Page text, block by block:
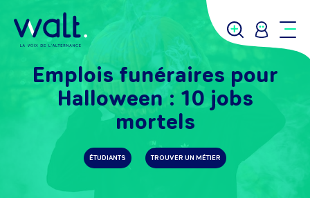
Emplois funéraires pour
Halloween : 10 jobs
mortels
ÉTUDIANTS TROUVER UN MÉTIER